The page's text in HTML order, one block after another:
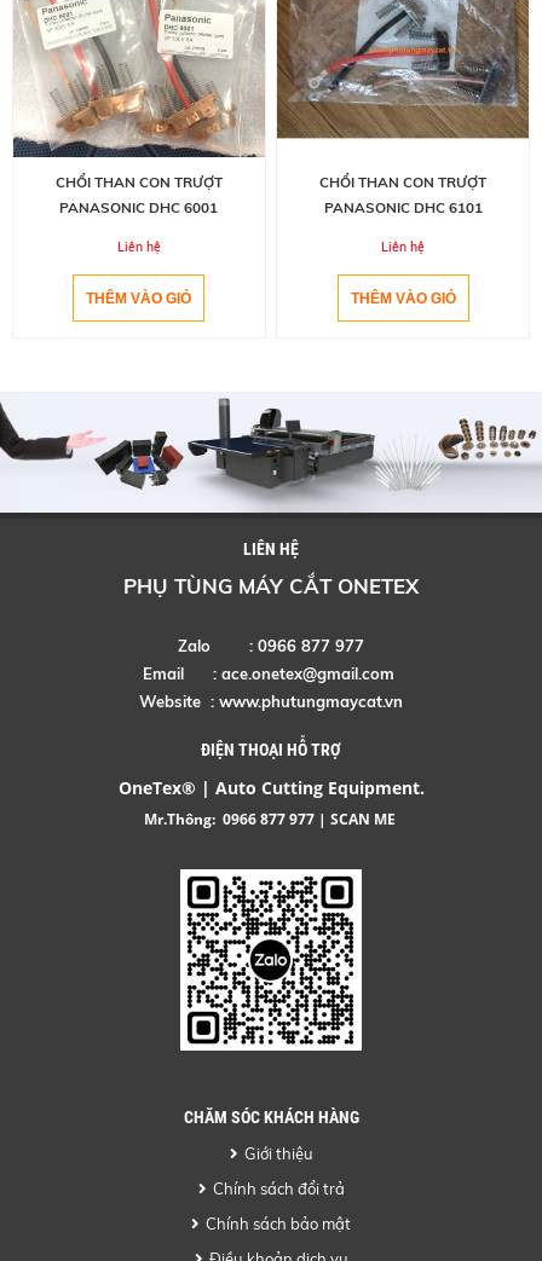
CHỔI THAN CON TRƯỢT
PANASONIC DHC 6001
Liên hệ
CHỔI THAN CON TRƯỢT
PANASONIC DHC 6101
Liên hệ
LIÊN HỆ
PHỤ TÙNG MÁY CẮT ONETEX
Zalo : 0966 877 977
Email : ace.onetex@gmail.com
Website : www.phutungmaycat.vn
ĐIỆN THOẠI HỖ TRỢ
OneTex® | Auto Cutting Equipment.
Mr.Thông: 0966 877 977 | SCAN ME
CHĂM SÓC KHÁCH HÀNG
Giới thiệu
Chính sách đổi trả
Chính sách bảo mật